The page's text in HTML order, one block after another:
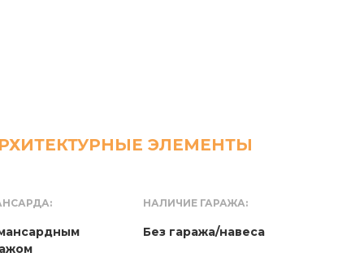
ЭЛЕМЕНТЫ
НАЛИЧИЕ ГАРАЖА:
Без гаража/навеса